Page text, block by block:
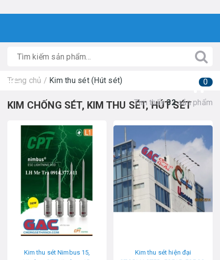
0
Trang chủ / Kim thu sét (Hút sét)
KIM CHỐNG SÉT, KIM THU SÉT, HÚT SÉT
Tìm thấy32sản phẩm
Kim thu sét Nimbus 15,
Kim thu sét hiện đại